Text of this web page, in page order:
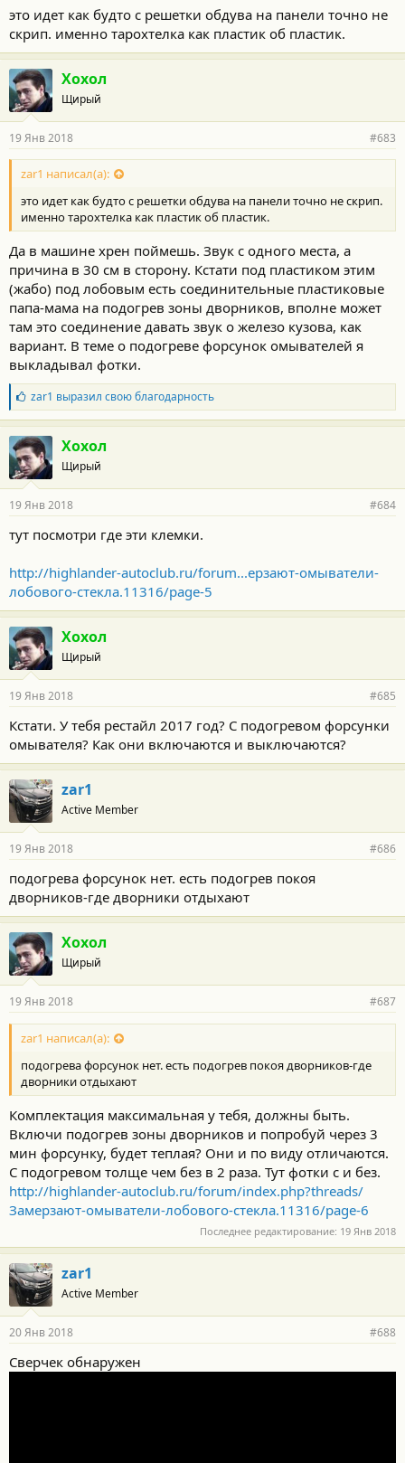
это идет как будто с решетки обдува на панели точно не
скрип. именно тарохтелка как пластик об пластик.
Хохол
Щирый
19 Янв 2018 #683
zar1 написал(а):
это идет как будто с решетки обдува на панели точно не скрип.
именно тарохтелка как пластик об пластик.
Да в машине хрен поймешь. Звук с одного места, а
причина в 30 см в сторону. Кстати под пластиком этим
(жабо) под лобовым есть соединительные пластиковые
папа-мама на подогрев зоны дворников, вполне может
там это соединение давать звук о железо кузова, как
вариант. В теме о подогреве форсунок омывателей я
выкладывал фотки.
Б
л
а
г
о
д
а
н
с
и
:
zar1 выразил свою благодарность
Хохол
Щирый
19 Янв 2018 #684
тут посмотри где эти клемки.
http://highlander-autoclub.ru/forum...ерзают-омыватели-
лобового-стекла.11316/page-5
Хохол
Щирый
19 Янв 2018 #685
Кстати. У тебя рестайл 2017 год? С подогревом форсунки
омывателя? Как они включаются и выключаются?
zar1
Active Member
19 Янв 2018 #686
подогрева форсунок нет. есть подогрев покоя
дворников-где дворники отдыхают
Хохол
Щирый
19 Янв 2018 #687
zar1 написал(а):
подогрева форсунок нет. есть подогрев покоя дворников-где
дворники отдыхают
Комплектация максимальная у тебя, должны быть.
Включи подогрев зоны дворников и попробуй через 3
мин форсунку, будет теплая? Они и по виду отличаются.
С подогревом толще чем без в 2 раза. Тут фотки с и без.
http://highlander-autoclub.ru/forum/index.php?threads/
Замерзают-омыватели-лобового-стекла.11316/page-6
Последнее редактирование: 19 Янв 2018
zar1
Active Member
20 Янв 2018 #688
Сверчек обнаружен